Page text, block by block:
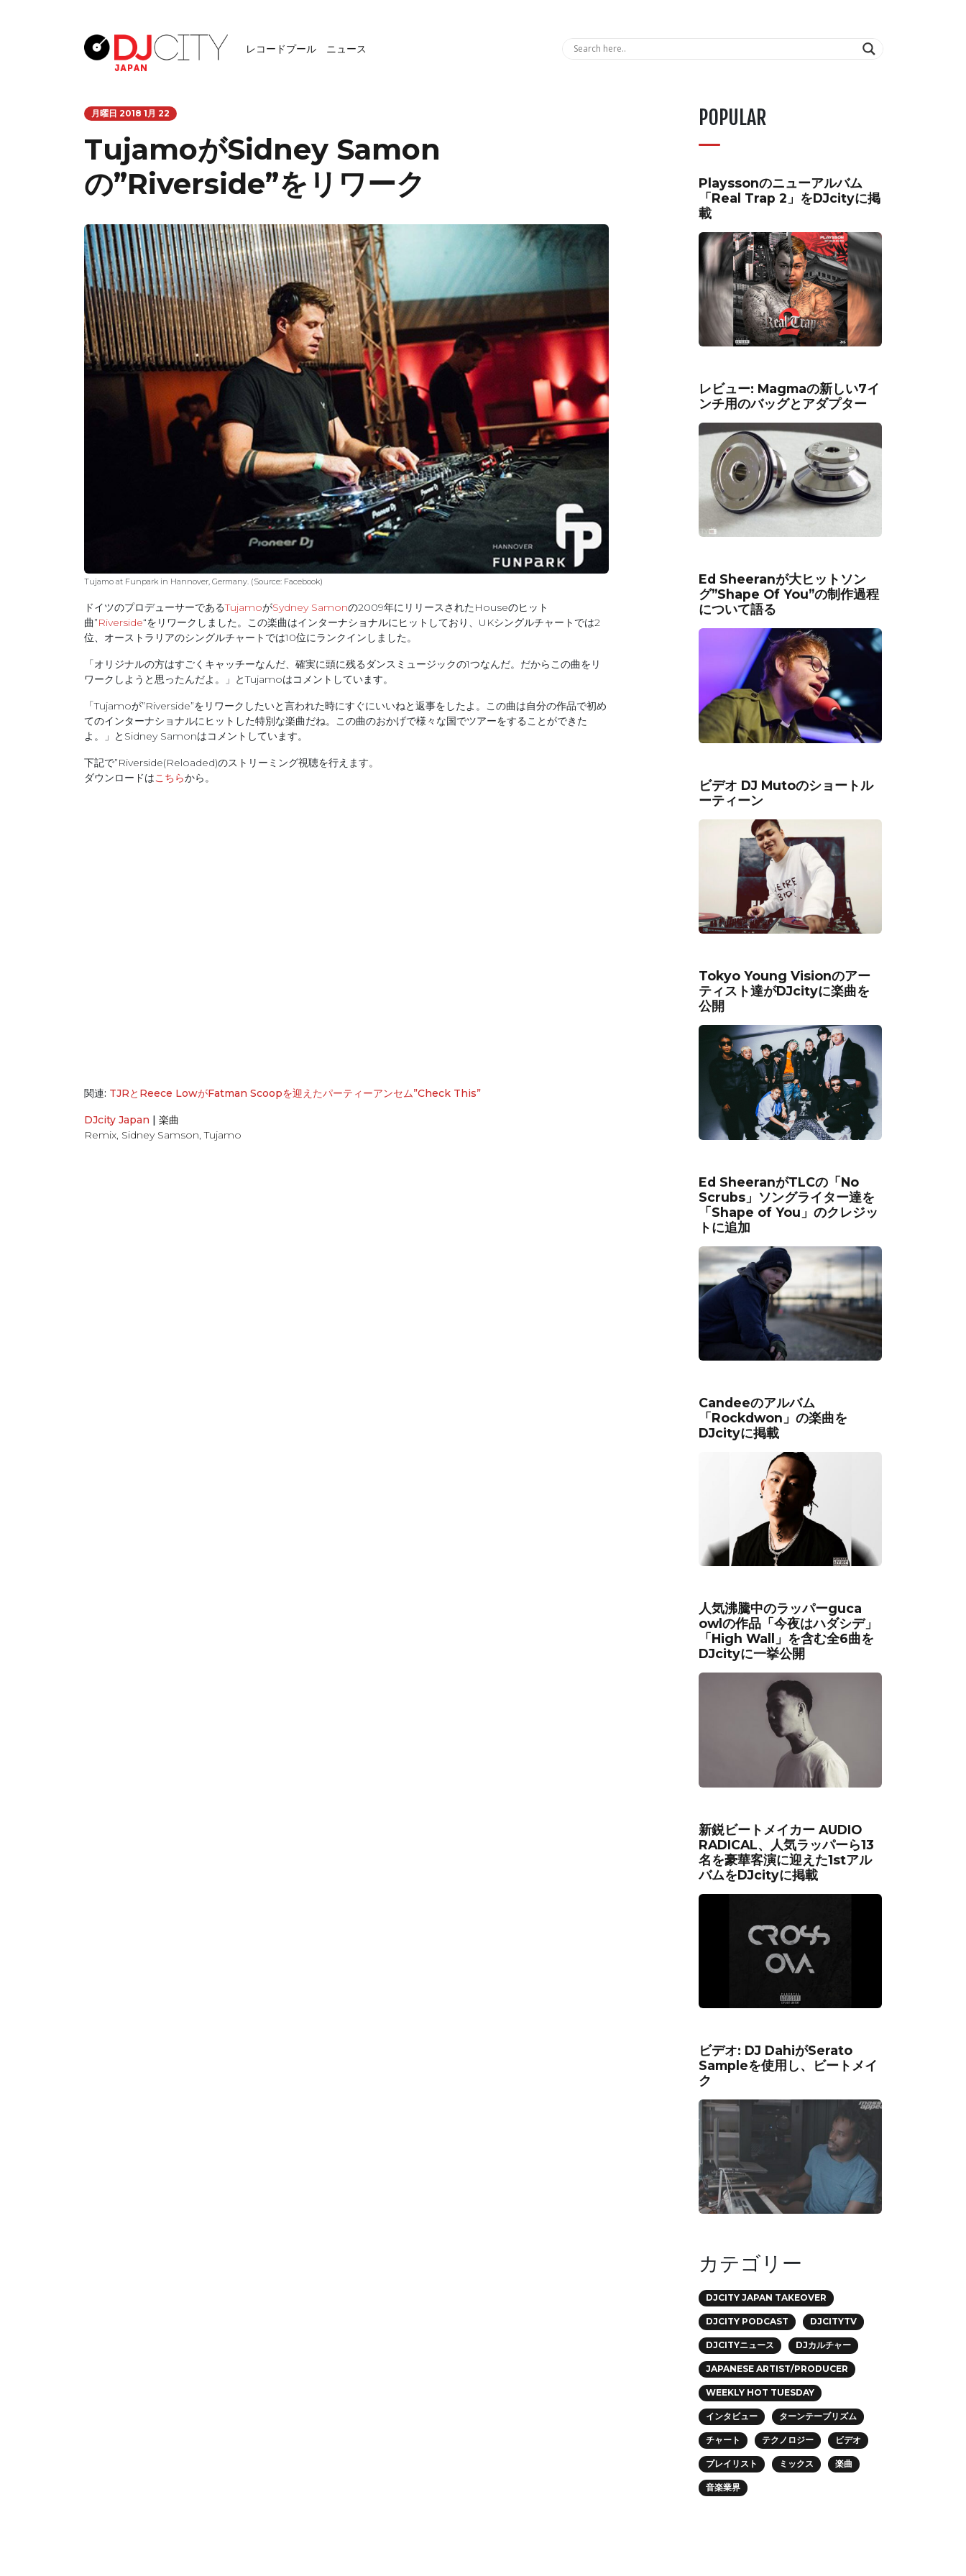
レコードプール ニュース
月曜日 2018 1月 22
TujamoがSidney Samon
の”Riverside”をリワーク
Tujamo at Funpark in Hannover, Germany. (Source: Facebook)
ドイツのプロデューサーであるTujamoがSydney Samonの2009年にリリースされたHouseのヒット
曲”Riverside“をリワークしました。この楽曲はインターナショナルにヒットしており、UKシングルチャートでは2
位、オーストラリアのシングルチャートでは10位にランクインしました。
「オリジナルの方はすごくキャッチーなんだ、確実に頭に残るダンスミュージックの1つなんだ。だからこの曲をリ
ワークしようと思ったんだよ。」とTujamoはコメントしています。
「Tujamoが”Riverside”をリワークしたいと言われた時にすぐにいいねと返事をしたよ。この曲は自分の作品で初め
てのインターナショナルにヒットした特別な楽曲だね。この曲のおかげで様々な国でツアーをすることができた
よ。」とSidney Samonはコメントしています。
下記で”Riverside(Reloaded)のストリーミング視聴を行えます。
ダウンロードはこちらから。
関連: TJRとReece LowがFatman Scoopを迎えたパーティーアンセム”Check This”
DJcity Japan
楽曲
Remix, Sidney Samson, Tujamo
POPULAR
Playssonのニューアルバム
「Real Trap 2」をDJcityに掲
載
レビュー: Magmaの新しい7イ
ンチ用のバッグとアダプター
Ed Sheeranが大ヒットソン
グ”Shape Of You”の制作過程
について語る
ビデオ DJ Mutoのショートル
ーティーン
Tokyo Young Visionのアー
ティスト達がDJcityに楽曲を
公開
Ed SheeranがTLCの「No
Scrubs」ソングライター達を
「Shape of You」のクレジッ
トに追加
Candeeのアルバム
「Rockdwon」の楽曲を
DJcityに掲載
人気沸騰中のラッパーguca
owlの作品「今夜はハダシデ」
「High Wall」を含む全6曲を
DJcityに一挙公開
新鋭ビートメイカー AUDIO
RADICAL、人気ラッパーら13
名を豪華客演に迎えた1stアル
バムをDJcityに掲載
ビデオ: DJ DahiがSerato
Sampleを使用し、ビートメイ
ク
カテゴリー
DJCITY JAPAN TAKEOVER
DJCITY PODCAST DJCITYTV
DJCITYニュース DJカルチャー
JAPANESE ARTIST/PRODUCER
WEEKLY HOT TUESDAY
インタビュー ターンテーブリズム
チャート テクノロジー ビデオ
プレイリスト ミックス 楽曲
音楽業界